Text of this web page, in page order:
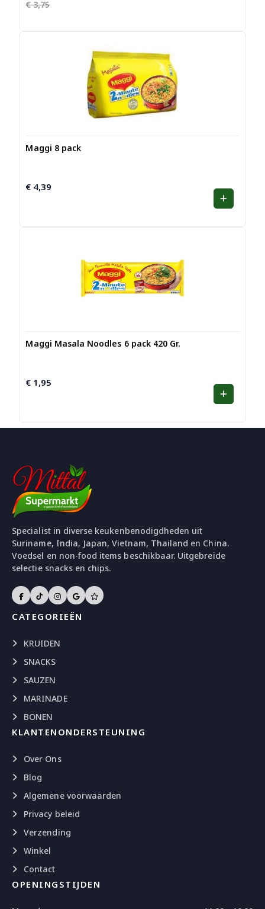
€3,75
prijs
prijs
Maggi 8 pack
€ 4,39
Maggi Masala Noodles 6 pack 420 Gr.
€ 1,95
Specialist in diverse keukenbenodigdheden uit
Suriname, India, Japan, Vietnam, Thailand en China.
Voedsel en non-food items beschikbaar. Uitgebreide
selectie snacks en chips.
CATEGORIEËN
KRUIDEN
SNACKS
SAUZEN
MARINADE
BONEN
KLANTENONDERSTEUNING
Over Ons
Blog
Algemene voorwaarden
Privacy beleid
Verzending
Winkel
Contact
OPENINGSTIJDEN